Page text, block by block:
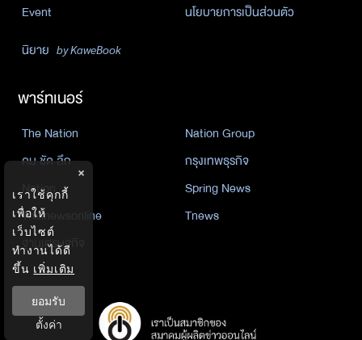
Event
นโยบายการเป็นส่วนตัว
นิยาย by KaweBook
พาร์ทเนอร์
The Nation
Nation Group
คม ชัด ลึก
กรุงเทพธุรกิจ
Nation
Spring News
Thainewsonline
Tnews
ฐานเศรษฐกิจ
×
เราใช้คุกกี้
เพื่อให้
เว็บไซต์
ทำงานได้ดี
ขึ้น เพิ่มเติม
ยอมรับ
ตั้งค่า